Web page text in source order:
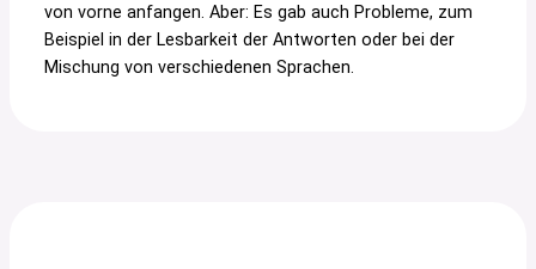
von vorne anfangen. Aber: Es gab auch Probleme, zum
Beispiel in der Lesbarkeit der Antworten oder bei der
Mischung von verschiedenen Sprachen.